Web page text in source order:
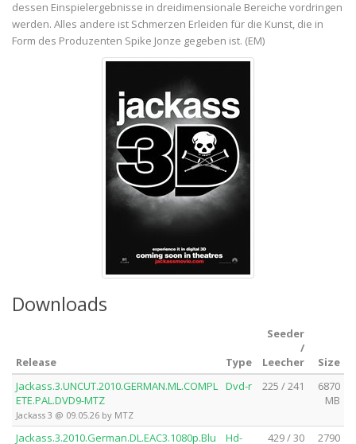
dessen Einspielergebnisse in dreidimensionale Bereiche vordringen
werden. Alles andere ist Schmerzen Erleiden für die Kunst, die in
Form des Produzenten Spike Jonze gegeben ist. (EM)
Downloads
Release Type
Seeder
/
Leecher
Size
Jackass.3.UNCUT.2010.GERMAN.ML.COMPL
ETE.PAL.DVD9-MTZ
Jackass 3 @ 09.05.26 by MTZ
Dvd-r 225 / 241
6870
MB
Jackass.3.2010.German.DL.EAC3.1080p.Blu
Hd-
429 / 30
2790